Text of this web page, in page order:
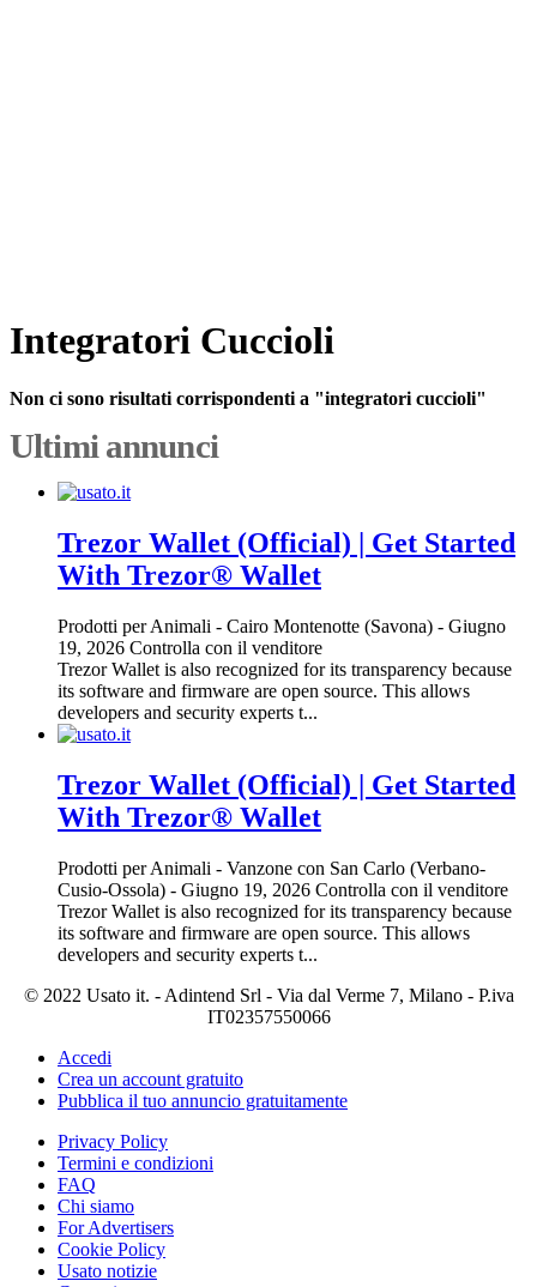
Integratori Cuccioli
Non ci sono risultati corrispondenti a "integratori cuccioli"
Ultimi annunci
Trezor Wallet (Official) | Get Started
With Trezor® Wallet
Prodotti per Animali - Cairo Montenotte (Savona) - Giugno
19, 2026 Controlla con il venditore
Trezor Wallet is also recognized for its transparency because
its software and firmware are open source. This allows
developers and security experts t...
Trezor Wallet (Official) | Get Started
With Trezor® Wallet
Prodotti per Animali - Vanzone con San Carlo (Verbano-
Cusio-Ossola) - Giugno 19, 2026 Controlla con il venditore
Trezor Wallet is also recognized for its transparency because
its software and firmware are open source. This allows
developers and security experts t...
© 2022 Usato it. - Adintend Srl - Via dal Verme 7, Milano - P.iva
IT02357550066
Accedi
Crea un account gratuito
Pubblica il tuo annuncio gratuitamente
Privacy Policy
Termini e condizioni
FAQ
Chi siamo
For Advertisers
Cookie Policy
Usato notizie